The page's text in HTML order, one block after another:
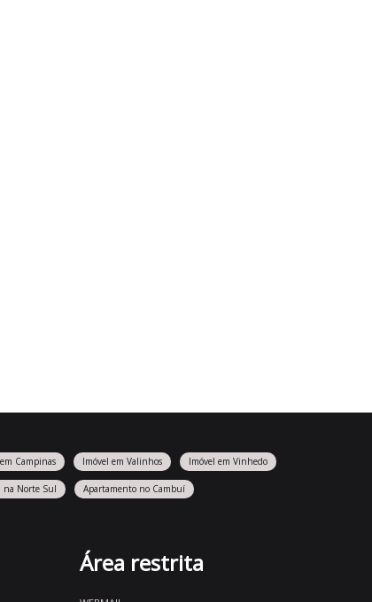
Campinas Imóvel em Valinhos Imóvel em Vinhedo
na Norte Sul Apartamento no Cambuí
Área restrita